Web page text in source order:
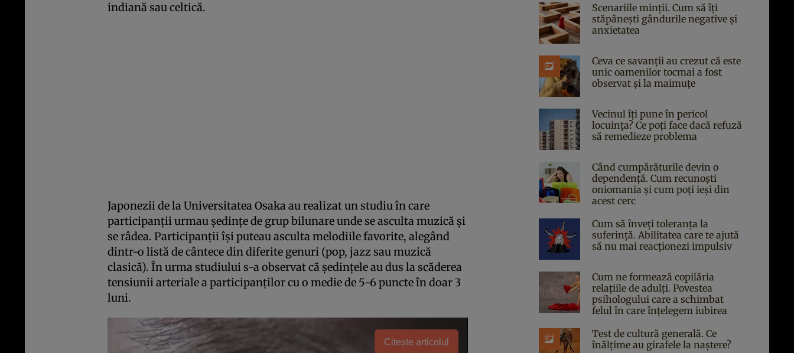
indiană sau celtică.
Japonezii de la Universitatea Osaka au realizat un studiu în care
participanţii urmau şedinţe de grup bilunare unde se asculta muzică şi
se râdea. Participanţii îşi puteau asculta melodiile favorite, alegând
dintr-o listă de cântece din diferite genuri (pop, jazz sau muzică
clasică). În urma studiului s-a observat că şedinţele au dus la scăderea
tensiunii arteriale a participanţilor cu o medie de 5-6 puncte în doar 3
luni.
Citește articolul
Scenariile minții. Cum să îți
stăpânești gândurile negative și
anxietatea
Ceva ce savanții au crezut că este
unic oamenilor tocmai a fost
observat și la maimuțe
Vecinul îți pune în pericol
locuința? Ce poți face dacă refuză
să remedieze problema
Când cumpărăturile devin o
dependență. Cum recunoști
oniomania și cum poți ieși din
acest cerc
Cum să înveți toleranța la
suferință. Abilitatea care te ajută
să nu mai reacționezi impulsiv
Cum ne formează copilăria
relațiile de adulți. Povestea
psihologului care a schimbat
felul în care înțelegem iubirea
Test de cultură generală. Ce
înălțime au girafele la naștere?